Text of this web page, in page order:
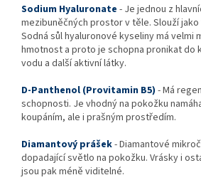
Sodium Hyaluronate - Je jednou z
mezibuněčných prostor v těle. Slouží
Sodná sůl hyaluronové kyseliny má velmi
hmotnost a proto je schopna pronikat do
vodu a další aktivní látky.
D-Panthenol (Provitamin B5) - Má
schopnosti. Je vhodný na pokožku
koupáním, ale i prašným prostředím.
Diamantový prášek- Diamantové
dopadající světlo na pokožku. Vrásky i
jsou pak méně viditelné.